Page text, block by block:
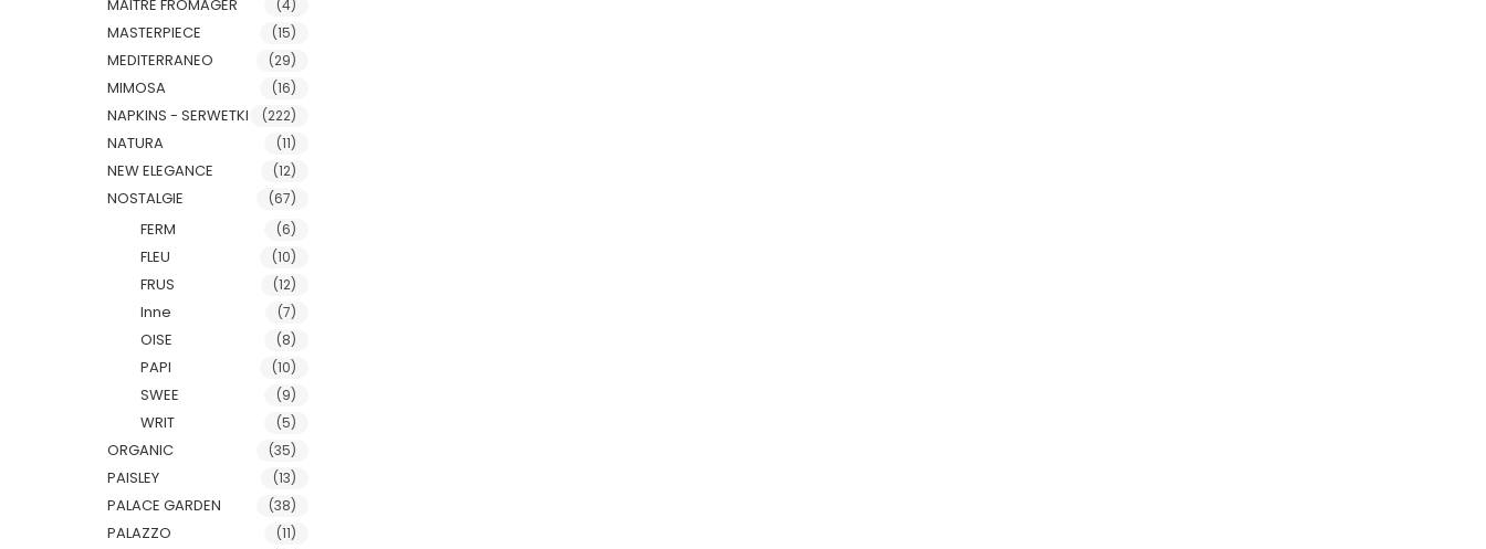
MAITRE FROMAGER (4)
MASTERPIECE (15)
MEDITERRANEO (29)
MIMOSA (16)
NAPKINS - SERWETKI (222)
NATURA (11)
NEW ELEGANCE (12)
NOSTALGIE (67)
FERM (6)
FLEU (10)
FRUS (12)
Inne (7)
OISE (8)
PAPI (10)
SWEE (9)
WRIT (5)
ORGANIC (35)
PAISLEY (13)
PALACE GARDEN (38)
PALAZZO (11)